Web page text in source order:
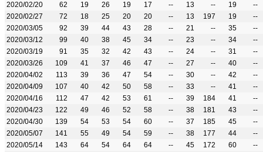
2020/02/20
62 19 26 19 17 -- 13 -- 19
--
2020/02/27
72 18 25 20 20 -- 13 197 19
--
2020/03/05
92 39 44 43 28 -- 21 -- 35
--
2020/03/12
99 40 38 45 34 -- 23 -- 34
--
2020/03/19
91 35 32 42 43 -- 24 -- 31
--
2020/03/26
109 41 37 46 47 -- 27 -- 40
--
2020/04/02
113 39 36 47 54 -- 30 -- 42
--
2020/04/09
107 40 42 50 58 -- 33 -- 41
--
2020/04/16
112 47 42 53 61 -- 39 184 41
--
2020/04/23
122 49 46 52 58 -- 38 181 43
--
2020/04/30
139 54 53 54 60 -- 37 185 45
--
2020/05/07
141 55 49 54 59 -- 38 177 44
--
2020/05/14
143 64 54 64 64 -- 45 172 60
--